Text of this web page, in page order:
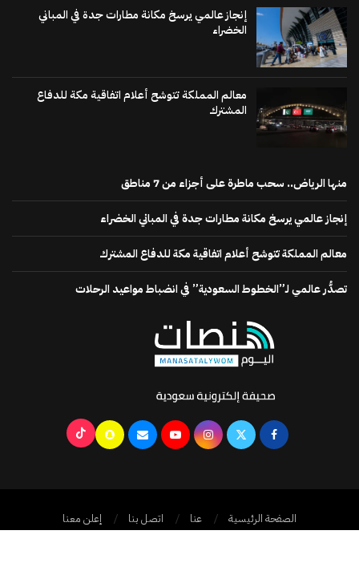
إنجاز عالمي يرسخ مكانة مطارات جدة في المباني
الخضراء
معالم المملكة تتوشح أعلام اتفاقية مكة للدفاع
المشترك
منها الرياض.. سحب ماطرة على أجزاء من 7 مناطق
إنجاز عالمي يرسخ مكانة مطارات جدة في المباني الخضراء
معالم المملكة تتوشح أعلام اتفاقية مكة للدفاع المشترك
تصدُّر عالمي لـ”الخطوط السعودية” في انضباط مواعيد الرحلات
الصفحة الرئيسية عنا اتصل بنا إعلن معنا